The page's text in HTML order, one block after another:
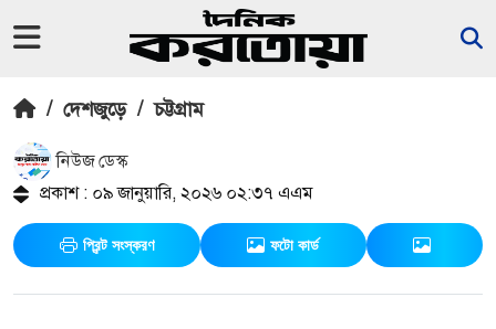
/ দেশজুড়ে / চট্টগ্রাম
নিউজ ডেস্ক
প্রকাশ : ০৯ জানুয়ারি, ২০২৬ ০২:৩৭ এএম
প্রিন্ট সংস্করণ ফটো কার্ড